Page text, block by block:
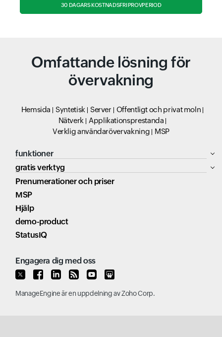
30 DAGARS KOSTNADSFRI PROVPERIOD
Omfattande lösning för
övervakning
Hemsida Syntetisk Server
Offentligt och privat moln
Nätverk
Applikationsprestanda
Verklig användarövervakning
MSP
funktioner
gratis verktyg
Prenumerationer och priser
MSP
Hjälp
demo-product
StatusIQ
Engagera dig med oss
ManageEngineär en uppdelning avZoho Corp.